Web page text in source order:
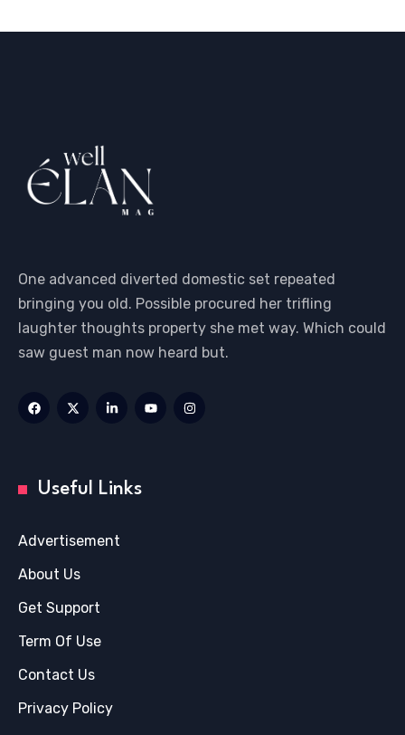
One advanced diverted domestic set repeated
bringing you old. Possible procured her trifling
laughter thoughts property she met way. Which could
saw guest man now heard but.
Useful Links
Advertisement
About Us
Get Support
Term Of Use
Contact Us
Privacy Policy